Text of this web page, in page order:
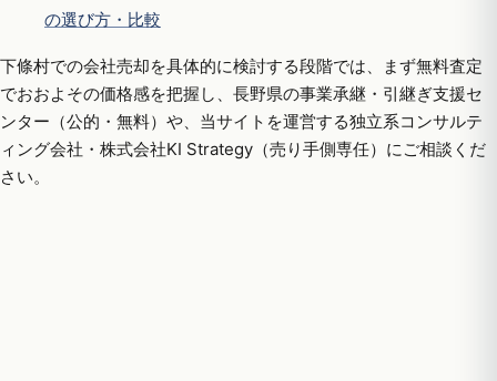
の選び方・比較
下條村での会社売却を具体的に検討する段階では、まず無料査定
でおおよその価格感を把握し、長野県の事業承継・引継ぎ支援セ
ンター（公的・無料）や、当サイトを運営する独立系コンサルテ
ィング会社・株式会社KI Strategy（売り手側専任）にご相談くだ
さい。